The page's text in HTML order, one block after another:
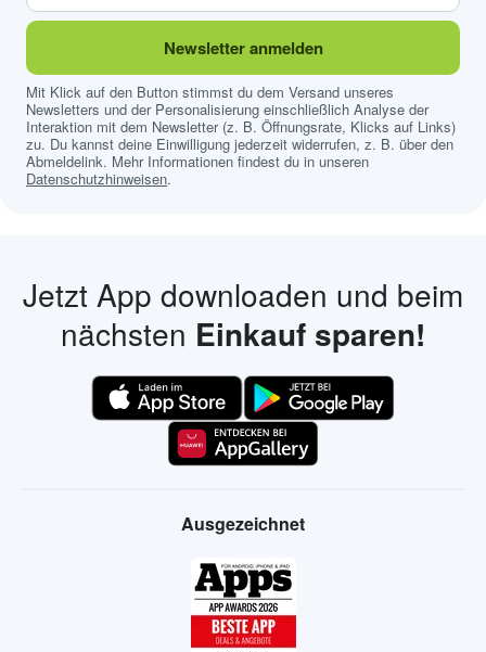
Newsletter anmelden
Mit Klick auf den Button stimmst du dem Versand unseres
Newsletters und der Personalisierung einschließlich Analyse der
Interaktion mit dem Newsletter (z. B. Öffnungsrate, Klicks auf Links)
zu. Du kannst deine Einwilligung jederzeit widerrufen, z. B. über den
Abmeldelink. Mehr Informationen findest du in unseren
Datenschutzhinweisen.
Jetzt App downloaden und beim
nächsten Einkauf sparen!
Ausgezeichnet